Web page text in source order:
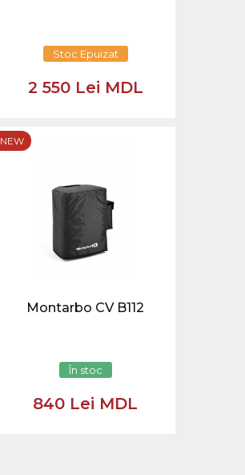
Stoc Epuizat
2 550 Lei MDL
Montarbo CV B112
În stoc
840 Lei MDL
NEW